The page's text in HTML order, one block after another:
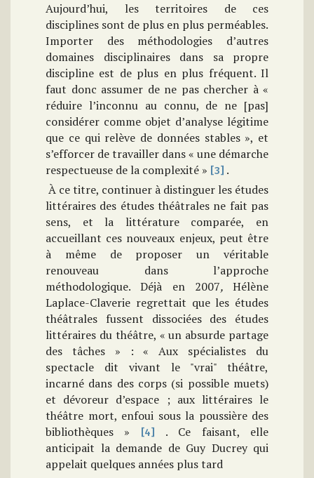
Aujourd’hui, les territoires de ces
disciplines sont de plus en plus perméables.
Importer des méthodologies d’autres
domaines disciplinaires dans sa propre
discipline est de plus en plus fréquent. Il
faut donc assumer de ne pas chercher à «
réduire l’inconnu au connu, de ne [pas]
considérer comme objet d’analyse légitime
que ce qui relève de données stables », et
s’efforcer de travailler dans « une démarche
respectueuse de la complexité » [3] .
À ce titre, continuer à distinguer les études
littéraires des études théâtrales ne fait pas
sens, et la littérature comparée, en
accueillant ces nouveaux enjeux, peut être
à même de proposer un véritable
renouveau dans l’approche
méthodologique. Déjà en 2007, Hélène
Laplace-Claverie regrettait que les études
théâtrales fussent dissociées des études
littéraires du théâtre, « un absurde partage
des tâches » : « Aux spécialistes du
spectacle dit vivant le "vrai" théâtre,
incarné dans des corps (si possible muets)
et dévoreur d’espace ; aux littéraires le
théâtre mort, enfoui sous la poussière des
bibliothèques »
[4]
. Ce faisant, elle
anticipait la demande de Guy Ducrey qui
appelait quelques années plus tard